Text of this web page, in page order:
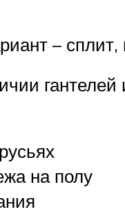
–
гантелей
на полу